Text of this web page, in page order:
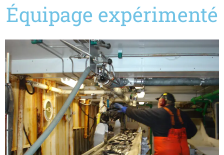
Équipage expérimenté